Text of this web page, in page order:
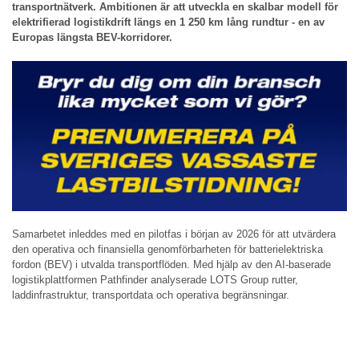
transportnätverk. Ambitionen är att utveckla en skalbar modell för
elektrifierad logistikdrift längs en 1 250 km lång rundtur - en av
Europas längsta BEV-korridorer.
Samarbetet inleddes med en pilotfas i början av 2026 för att utvärdera
den operativa och finansiella genomförbarheten för batterielektriska
fordon (BEV) i utvalda transportflöden. Med hjälp av den AI-baserade
logistikplattformen Pathfinder analyserade LOTS Group rutter,
laddinfrastruktur, transportdata och operativa begränsningar.